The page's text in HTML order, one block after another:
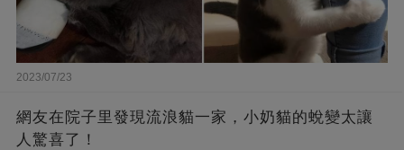
2023/07/23
網友在院子里發現流浪貓一家，小奶貓的蛻變太讓
人驚喜了！